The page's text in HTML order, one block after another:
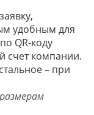
удобным для
QR-коду
счет компании.
– при